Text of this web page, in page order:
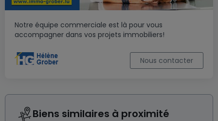
Notre équipe commerciale est là pour vous
accompagner dans vos projets immobiliers!
Nous contacter
Biens similaires à proximité